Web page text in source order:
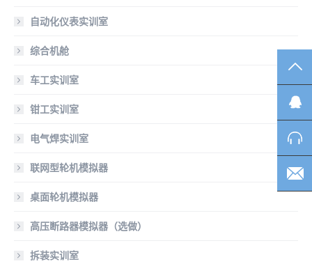
自动化仪表实训室
综合机舱
车工实训室
钳工实训室
电气焊实训室
联网型轮机模拟器
桌面轮机模拟器
高压断路器模拟器（选做）
拆装实训室